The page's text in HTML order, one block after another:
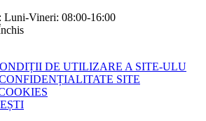
: Luni-Vineri: 08:00-16:00
DE UTILIZARE A SITE-ULU
SITE